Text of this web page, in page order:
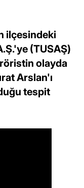
ilçesindeki
(TUSAŞ)
olayda
Arslan'ı
tespit